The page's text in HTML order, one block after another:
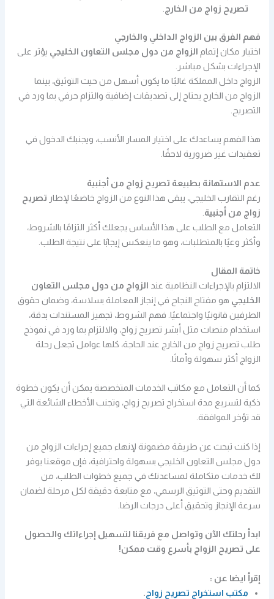
تصريح زواج من الخارج.
فهم الفرق بين الزواج الداخلي والخارجي
اختيار مكان إتمام الزواج من دول مجلس التعاون الخليجي يؤثر على
الإجراءات بشكل مباشر.
الزواج داخل المملكة غالبًا ما يكون أسهل من حيث التوثيق، بينما
الزواج من الخارج يحتاج إلى تصديقات إضافية والتزام حرفي بما ورد في
التصريح.
هذا الفهم يساعدك على اختيار المسار الأنسب، ويجنبك الدخول في
تعقيدات غير ضرورية لاحقًا.
عدم الاستهانة بطبيعة تصريح زواج من أجنبية
رغم التقارب الخليجي، يبقى هذا النوع من الزواج خاضعًا لإطار تصريح
زواج من أجنبية
التعامل مع الطلب على هذا الأساس يجعلك أكثر التزامًا بالشروط،
وأكثر وعيًا بالمتطلبات، وهو ما ينعكس إيجابًا على نتيجة الطلب.
خاتمة المقال
الالتزام بالإجراءات النظامية عند الزواج من دول مجلس التعاون
الخليجي هو مفتاح النجاح في إنجاز المعاملة بسلاسة، وضمان حقوق
الطرفين قانونيًا واجتماعيًا. فهم الشروط، تجهيز المستندات بدقة،
استخدام منصات مثل أبشر تصريح زواج، والالتزام بما ورد في نموذج
طلب تصريح زواج من الخارج عند الحاجة، كلها عوامل تجعل رحلة
الزواج أكثر سهولة وأمانًا.
كما أن التعامل مع مكاتب الخدمات المتخصصة يمكن أن يكون خطوة
ذكية لتسريع مدة استخراج تصريح زواج، وتجنب الأخطاء الشائعة التي
قد تؤخر الموافقة.
إذا كنت تبحث عن طريقة مضمونة لإنهاء جميع إجراءات الزواج من
دول مجلس التعاون الخليجي بسهولة واحترافية، فإن موقعنا يوفر
لك خدمات متكاملة لمساعدتك في جميع خطوات الطلب، من
التقديم وحتى التوثيق الرسمي، مع متابعة دقيقة لكل مرحلة لضمان
سرعة الإنجاز وتحقيق أعلى درجات الرضا.
ابدأ رحلتك الآن وتواصل مع فريقنا لتسهيل إجراءاتك والحصول
على تصريح الزواج بأسرع وقت ممكن!
إقرأ ايضا عن :
مكتب استخراج تصريح زواج .